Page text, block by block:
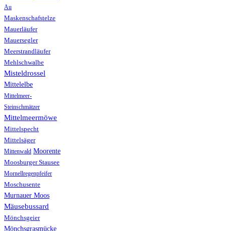
Au
Maskenschafstelze
Mauerläufer
Mauersegler
Meerstrandläufer
Mehlschwalbe
Misteldrossel
Mittelelbe
Mittelmeer-
Steinschmätzer
Mittelmeermöwe
Mittelspecht
Mittelsäger
Mittenwald Moorente
Moosburger Stausee
Mornellregenpfeifer
Moschusente
Murnauer Moos
Mäusebussard
Mönchsgeier
Mönchsgrasmücke